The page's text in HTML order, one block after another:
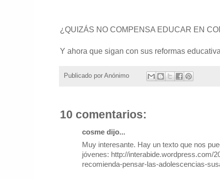
¿QUIZÁS NO COMPENSA EDUCAR EN
Y ahora que sigan con sus reformas
Publicado por Anónimo
10 comentarios:
cosme dijo...
Muy interesante. Hay un texto que nos
jóvenes: http://interabide.wordpress.com/
recomienda-pensar-las-adolescencias-